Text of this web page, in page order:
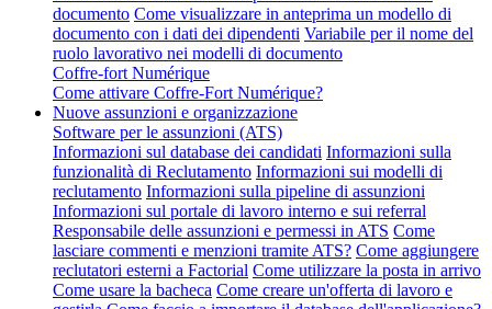
documento Come visualizzare in anteprima un modello di
documento con i dati dei dipendenti Variabile per il nome del
ruolo lavorativo nei modelli di documento
Coffre-fort Numérique
Come attivare Coffre-Fort Numérique?
Nuove assunzioni e organizzazione
Software per le assunzioni (ATS)
Informazioni sul database dei candidati Informazioni sulla
funzionalità di Reclutamento Informazioni sui modelli di
reclutamento Informazioni sulla pipeline di assunzioni
Informazioni sul portale di lavoro interno e sui referral
Responsabile delle assunzioni e permessi in ATS Come
lasciare commenti e menzioni tramite ATS? Come aggiungere
reclutatori esterni a Factorial Come utilizzare la posta in arrivo
Come usare la bacheca Come creare un'offerta di lavoro e